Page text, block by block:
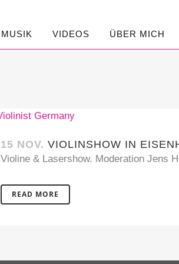
MUSIK VIDEOS ÜBER MICH
15 NOV. VIOLINSHOW IN
Violine & Lasershow. Moderation Jens
READ MORE